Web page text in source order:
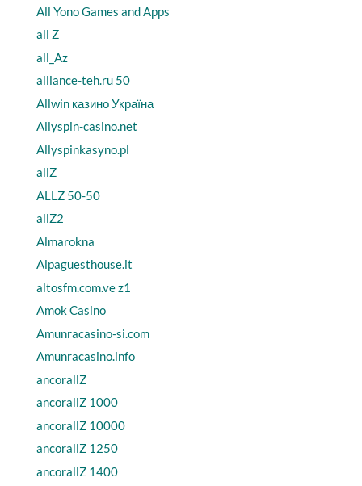
All Yono Games and Apps
all Z
all_Az
alliance-teh.ru 50
Allwin казино Україна
Allyspin-casino.net
Allyspinkasyno.pl
allZ
ALLZ 50-50
allZ2
Almarokna
Alpaguesthouse.it
altosfm.com.ve z1
Amok Casino
Amunracasino-si.com
Amunracasino.info
ancorallZ
ancorallZ 1000
ancorallZ 10000
ancorallZ 1250
ancorallZ 1400